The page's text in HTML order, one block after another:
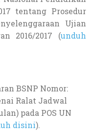
tentang Prosedur
Ujian
2016/2017 (unduh
BSNP Nomor:
Ralat Jadwal
pada POS UN
disini).